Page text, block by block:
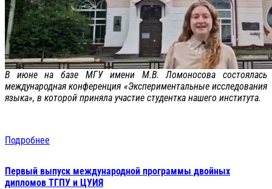
В июне на базе МГУ имени М.В. Ломоносова состоялась
международная конференция «Экспериментальные исследования
языка», в которой приняла участие студентка нашего института.
Подробнее
Первый выпуск международной программы двойных
дипломов ТГПУ и ЦУИЯ